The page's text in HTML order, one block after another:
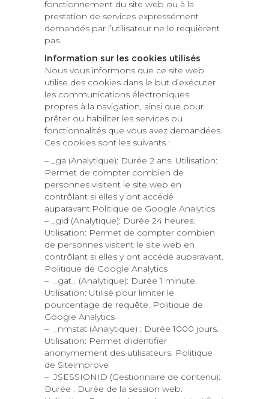
fonctionnement du site web ou à la
prestation de services expressément
demandés par l’utilisateur ne le requièrent
pas.
Information sur les cookies utilisés
Nous vous informons que ce site web
utilise des cookies dans le but d’exécuter
les communications électroniques
propres à la navigation, ainsi que pour
prêter ou habiliter les services ou
fonctionnalités que vous avez demandées.
Ces cookies sont les suivants :
– _ga (Analytique): Durée 2 ans. Utilisation:
Permet de compter combien de
personnes visitent le site web en
contrôlant si elles y ont accédé
auparavant.Politique de Google Analytics
– _gid (Analytique): Durée 24 heures.
Utilisation: Permet de compter combien
de personnes visitent le site web en
contrôlant si elles y ont accédé auparavant.
Politique de Google Analytics
– _gat_ (Analytique): Durée 1 minute.
Utilisation: Utilisé pour limiter le
pourcentage de requête. Politique de
Google Analytics
– _nmstat (Analytique) : Durée 1000 jours.
Utilisation: Permet d’identifier
anonymement des utilisateurs. Politique
de Siteimprove
– JSESSIONID (Gestionnaire de contenu):
Durée : Durée de la session web.